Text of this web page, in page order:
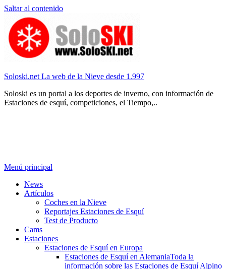
Saltar al contenido
Soloski.net La web de la Nieve desde 1.997
Soloski es un portal a los deportes de inverno, con información de
Estaciones de esquí, competiciones, el Tiempo,..
Menú principal
News
Artículos
Coches en la Nieve
Reportajes Estaciones de Esquí
Test de Producto
Cams
Estaciones
Estaciones de Esquí en Europa
Estaciones de Esquí en AlemaniaToda la
información sobre las Estaciones de Esquí Alpino